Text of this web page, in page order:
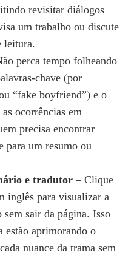
revisitar diálogos
um trabalho ou discute
leitura.
perca tempo folheando
(por
“fake boyfriend”) e o
ocorrências em
precisa encontrar
para um resumo ou
e tradutor – Clique
inglês para visualizar a
sair da página. Isso
estão aprimorando o
nuance da trama sem